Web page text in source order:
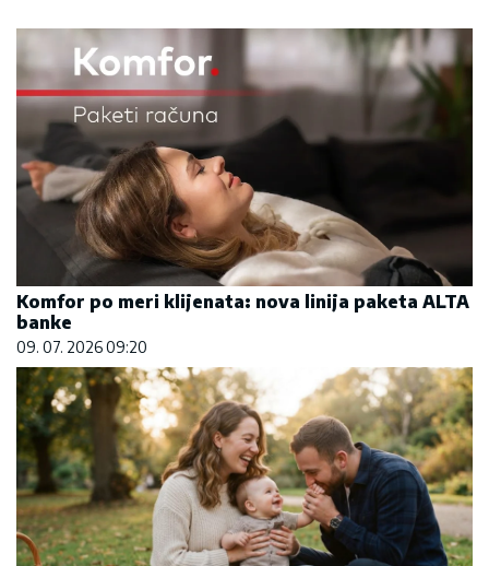
Komfor po meri klijenata: nova linija paketa ALTA
banke
09. 07. 2026 09:20